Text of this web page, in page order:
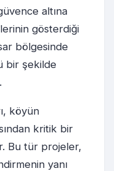
altına
gösterdiği
bölgesinde
bir şekilde
köyün
kritik bir
Bu tür projeler,
yanı